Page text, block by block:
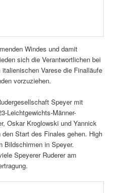
Windes und damit
sich die Verantwortlichen bei
Varese die Finalläufe
vorzuziehen.
Speyer mit
Leichtgewichts-Männer-
Oskar Kroglowski und Yannick
Start des Finales gehen. High
Bildschirmen in Speyer.
Speyerer Ruderer am